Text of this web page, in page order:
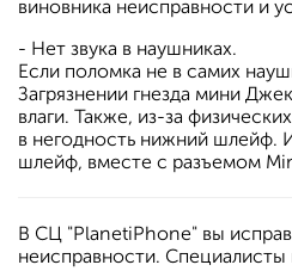
виновника неисправности и
- Нет звука в наушниках.
Если поломка не в самих
Загрязнении гнезда мини
влаги. Также, из-за
в негодность нижний шлейф.
шлейф, вместе с разъемом
В СЦ "PlanetiPhone" вы
неисправности.